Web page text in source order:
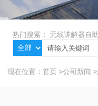
热门搜索： 无线讲解器自
现在位置： 首页 >公司新闻 >